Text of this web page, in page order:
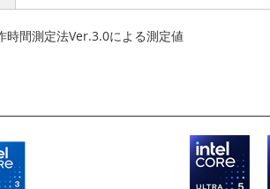
時間測定法Ver.3.0による測定値